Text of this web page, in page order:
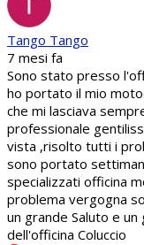
Tango Tango
7 mesi fa
Sono stato presso
ho portato il mio
che mi lasciava
professionale
vista ,risolto tutti i
sono portato
specializzati officina
problema vergogna
un grande Saluto e
dell'officina Coluccio